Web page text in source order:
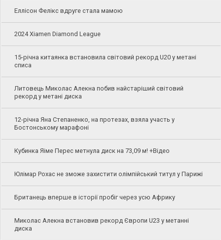
Еллісон Фелікс вдруге стала мамою
2024 Xiamen Diamond League
15-річна китаянка встановила світовий рекорд U20 у метані
списа
Литовець Миколас Алекна побив найстаріший світовий
рекорд у метані диска
12-річна Яна Степаненко, на протезах, взяла участь у
Бостонському марафоні
Кубинка Яіме Перес метнула диск на 73,09 м! +Відео
Юлімар Рохас не зможе захистити олімпійський титул у Парижі
Британець вперше в історії пробіг через усю Африку
Миколас Алекна встановив рекорд Європи U23 у метанні
диска